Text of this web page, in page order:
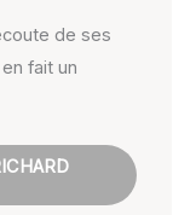
de ses
fait un